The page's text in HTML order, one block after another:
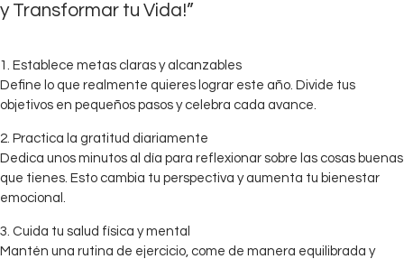
y Transformar tu Vida!”
1. Establece metas claras y alcanzables
Define lo que realmente quieres lograr este año. Divide tus
objetivos en pequeños pasos y celebra cada avance.
2. Practica la gratitud diariamente
Dedica unos minutos al día para reflexionar sobre las cosas buenas
que tienes. Esto cambia tu perspectiva y aumenta tu bienestar
emocional.
3. Cuida tu salud física y mental
Mantén una rutina de ejercicio, come de manera equilibrada y